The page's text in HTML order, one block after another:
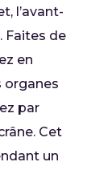
l’avant-
Faites de
en
organes
par
Cet
un